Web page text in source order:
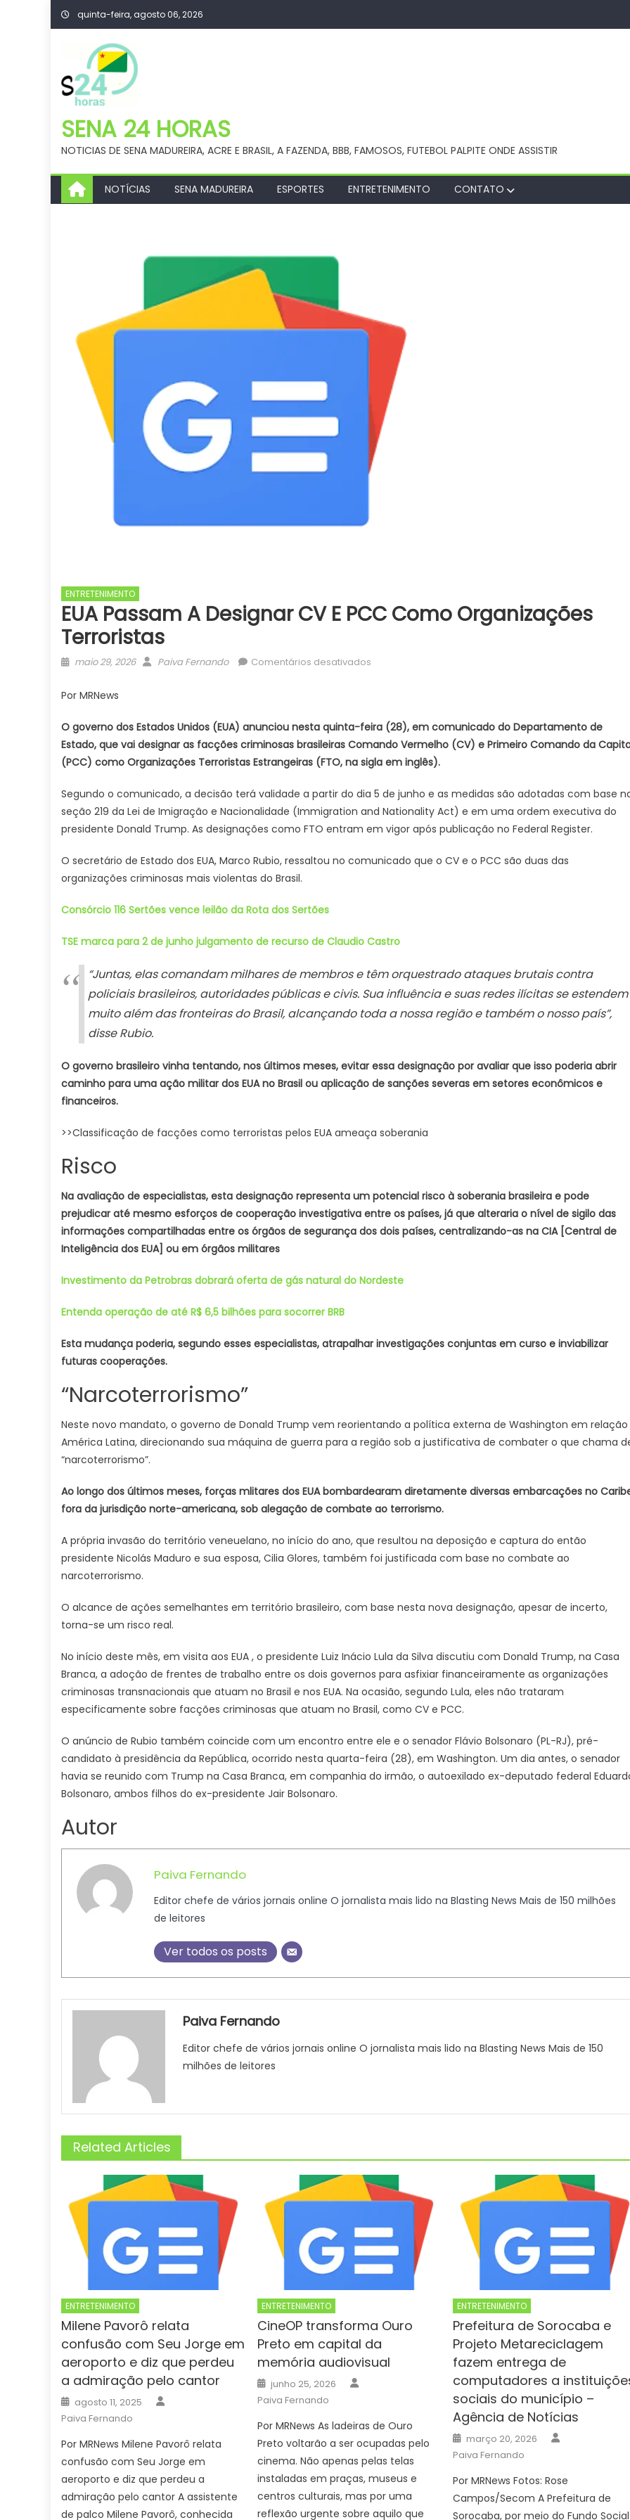
Skip
to
quinta-feira, agosto 06, 2026
SENA 24 HORAS
NOTICIAS DE SENA MADUREIRA, ACRE E BRASIL, A FAZENDA, BBB, FAMOSOS, FUTEBOL PALPITE ONDE ASSISTIR
NOTÍCIAS SENA MADUREIRA ESPORTES ENTRETENIMENTO CONTATO
ENTRETENIMENTO
EUA Passam A Designar CV E PCC Como Organizações
Terroristas
Posted
maio 29, 2026 Author
Paiva Fernando Comentários desativados
designar
CV
e
PCC
como
organizações
terroristas
Por MRNews
O governo dos Estados Unidos (EUA) anunciou nesta quinta-feira (28), em comunicado do Departamento de
Estado, que vai designar as facções criminosas brasileiras Comando Vermelho (CV) e Primeiro Comando da
(PCC) como Organizações Terroristas Estrangeiras (FTO, na sigla em inglês).
Segundo o comunicado, a decisão terá validade a partir do dia 5 de junho e as medidas são adotadas com base
seção 219 da Lei de Imigração e Nacionalidade (Immigration and Nationality Act) e em uma ordem executiva do
presidente Donald Trump. As designações como FTO entram em vigor após publicação no Federal Register.
O secretário de Estado dos EUA, Marco Rubio, ressaltou no comunicado que o CV e o PCC são duas das
organizações criminosas mais violentas do Brasil.
Consórcio 116 Sertões vence leilão da Rota dos Sertões
TSE marca para 2 de junho julgamento de recurso de Claudio Castro
“Juntas, elas comandam milhares de membros e têm orquestrado ataques brutais contra
policiais brasileiros, autoridades públicas e civis. Sua influência e suas redes ilícitas se estendem
muito além das fronteiras do Brasil, alcançando toda a nossa região e também o nosso país”,
disse Rubio.
O governo brasileiro vinha tentando, nos últimos meses, evitar essa designação por avaliar que isso poderia abrir
caminho para uma ação militar dos EUA no Brasil ou aplicação de sanções severas em setores econômicos e
financeiros.
>>Classificação de facções como terroristas pelos EUA ameaça soberania
Risco
Na avaliação de especialistas, esta designação representa um potencial risco à soberania brasileira e pode
prejudicar até mesmo esforços de cooperação investigativa entre os países, já que alteraria o nível de sigilo das
informações compartilhadas entre os órgãos de segurança dos dois países, centralizando-as na CIA [Central de
Inteligência dos EUA] ou em órgãos militares
Investimento da Petrobras dobrará oferta de gás natural do Nordeste
Entenda operação de até R$ 6,5 bilhões para socorrer BRB
Esta mudança poderia, segundo esses especialistas, atrapalhar investigações conjuntas em curso e inviabilizar
futuras cooperações.
“Narcoterrorismo”
Neste novo mandato, o governo de Donald Trump vem reorientando a política externa de Washington em relação
América Latina, direcionando sua máquina de guerra para a região sob a justificativa de combater o que chama
“narcoterrorismo”.
Ao longo dos últimos meses, forças mlitares dos EUA bombardearam diretamente diversas embarcações no
fora da jurisdição norte-americana, sob alegação de combate ao terrorismo.
A própria invasão do território veneuelano, no início do ano, que resultou na deposição e captura do então
presidente Nicolás Maduro e sua esposa, Cilia Glores, também foi justificada com base no combate ao
narcoterrorismo.
O alcance de ações semelhantes em território brasileiro, com base nesta nova designação, apesar de incerto,
torna-se um risco real.
No início deste mês, em visita aos EUA , o presidente Luiz Inácio Lula da Silva discutiu com Donald Trump, na Casa
Branca, a adoção de frentes de trabalho entre os dois governos para asfixiar financeiramente as organizações
criminosas transnacionais que atuam no Brasil e nos EUA. Na ocasião, segundo Lula, eles não trataram
especificamente sobre facções criminosas que atuam no Brasil, como CV e PCC.
O anúncio de Rubio também coincide com um encontro entre ele e o senador Flávio Bolsonaro (PL-RJ), pré-
candidato à presidência da República, ocorrido nesta quarta-feira (28), em Washington. Um dia antes, o senador
havia se reunido com Trump na Casa Branca, em companhia do irmão, o autoexilado ex-deputado federal
Bolsonaro, ambos filhos do ex-presidente Jair Bolsonaro.
Autor
Paiva Fernando
Editor chefe de vários jornais online O jornalista mais lido na Blasting News Mais de 150 milhões
de leitores
Ver todos os posts
Paiva Fernando
Editor chefe de vários jornais online O jornalista mais lido na Blasting News Mais de 150
milhões de leitores
Related Articles
ENTRETENIMENTO
Milene Pavorô relata
confusão com Seu Jorge em
aeroporto e diz que perdeu
a admiração pelo cantor
Posted
on
agosto 11, 2025
Paiva Fernando
Por MRNews Milene Pavorô relata
confusão com Seu Jorge em
aeroporto e diz que perdeu a
admiração pelo cantor A assistente
de palco Milene Pavorô, conhecida
ENTRETENIMENTO
CineOP transforma Ouro
Preto em capital da
memória audiovisual
Posted
on
junho 25, 2026
Paiva Fernando
Por MRNews As ladeiras de Ouro
Preto voltarão a ser ocupadas pelo
cinema. Não apenas pelas telas
instaladas em praças, museus e
centros culturais, mas por uma
reflexão urgente sobre aquilo que
ENTRETENIMENTO
Prefeitura de Sorocaba e
Projeto Metareciclagem
fazem entrega de
computadores a
sociais do município –
Agência de Notícias
Posted
on
março 20, 2026
Paiva Fernando
Por MRNews Fotos: Rose
Campos/Secom A Prefeitura de
Sorocaba, por meio do Fundo Social